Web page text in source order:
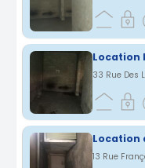
33 Rue Des
13 Rue